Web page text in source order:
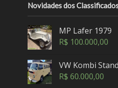
Novidades dos
MP Lafer 1979
R$ 100.000,00
VW Kombi
R$ 60.000,00